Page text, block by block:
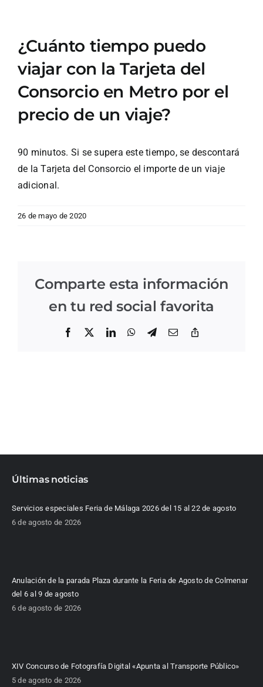
¿Cuánto tiempo puedo
viajar con la Tarjeta del
Consorcio en Metro por el
precio de un viaje?
90 minutos. Si se supera este tiempo, se descontará
de la Tarjeta del Consorcio el importe de un viaje
adicional.
26 de mayo de 2020
Comparte esta información
en tu red social favorita
Facebook LinkedInWhatsApp
Telegram
Correo
Últimas noticias
Servicios especiales Feria de Málaga 2026 del 15 al 22 de agosto
6 de agosto de 2026
Anulación de la parada Plaza durante la Feria de Agosto de Colmenar
del 6 al 9 de agosto
6 de agosto de 2026
XIV Concurso de Fotografía Digital «Apunta al Transporte Público»
5 de agosto de 2026